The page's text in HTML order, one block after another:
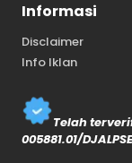
Informasi
Disclaimer
Info Iklan
Telah
005881.01/